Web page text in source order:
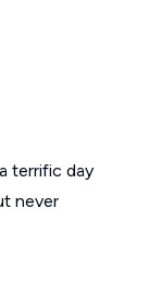
terrific day
never